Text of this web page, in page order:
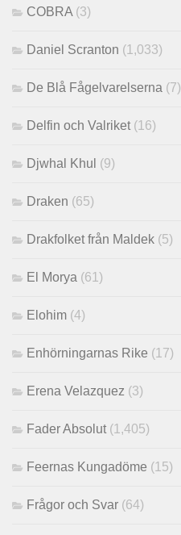
COBRA (3)
Daniel Scranton (1,033)
De Blå Fågelvarelserna (7)
Delfin och Valriket (16)
Djwhal Khul (9)
Draken (65)
Drakfolket från Maldek (5)
El Morya (61)
Elohim (4)
Enhörningarnas Rike (17)
Erena Velazquez (3)
Fader Absolut (1,405)
Feernas Kungadöme (15)
Frågor och Svar (64)